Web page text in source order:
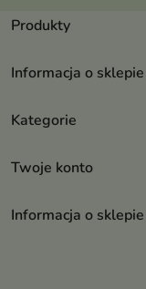
Produkty
Informacja o sklepie
Kategorie
Twoje konto
Informacja o sklepie